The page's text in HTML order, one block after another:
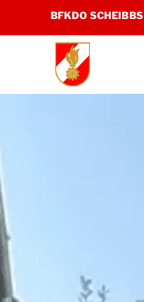
springen
BFKDO SCHEIBBS